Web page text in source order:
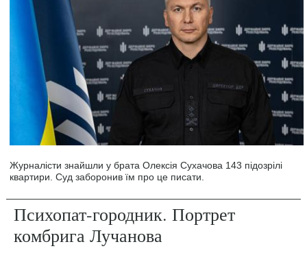
Журналісти знайшли у брата Олексія Сухачова 143 підозрілі
квартири. Суд заборонив їм про це писати.
Психопат-городник. Портрет
комбрига Лучанова